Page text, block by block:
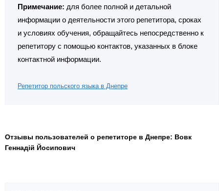
Примечание: для более полной и детальной
информации о деятельности этого репетитора, сроках
и условиях обучения, обращайтесь непосредственно к
репетитору с помощью контактов, указанных в блоке
контактной информации.
Репетитор польского языка в Днепре
Отзывы пользователей о репетиторе в Днепре: Вовк
Геннадій Йосипович